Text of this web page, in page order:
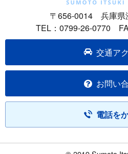
〒656-0014 兵庫県
TEL：0799-26-0770
交通ア
お問い
電話を